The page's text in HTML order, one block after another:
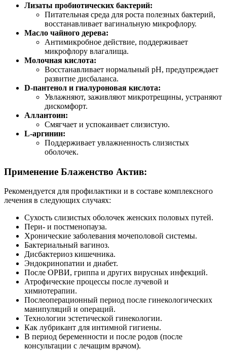
Лизаты пробиотических бактерий:
Питательная среда для роста полезных бактерий,
восстанавливает вагинальную микрофлору.
Масло чайного дерева:
Антимикробное действие, поддерживает
микрофлору влагалища.
Молочная кислота:
Восстанавливает нормальный pH, предупреждает
развитие дисбаланса.
D-пантенол и гиалуроновая кислота:
Увлажняют, заживляют микротрещины, устраняют
дискомфорт.
Аллантоин:
Смягчает и успокаивает слизистую.
L-аргинин:
Поддерживает увлажненность слизистых
оболочек.
Применение Блаженство Актив:
Рекомендуется для профилактики и в составе комплексного
лечения в следующих случаях:
Сухость слизистых оболочек женских половых путей.
Пери- и постменопауза.
Хронические заболевания мочеполовой системы.
Бактериальный вагиноз.
Дисбактериоз кишечника.
Эндокринопатии и диабет.
После ОРВИ, гриппа и других вирусных инфекций.
Атрофические процессы после лучевой и
химиотерапии.
Послеоперационный период после гинекологических
манипуляций и операций.
Технологии эстетической гинекологии.
Как лубрикант для интимной гигиены.
В период беременности и после родов (после
консультации с лечащим врачом).